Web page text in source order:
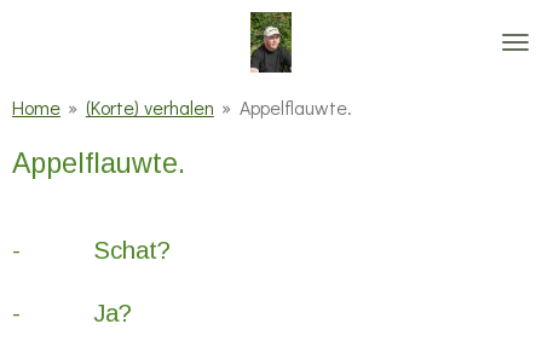
hoofdinhoud
Home » (Korte) verhalen » Appelflauwte.
Appelflauwte.
- Schat?
- Ja?